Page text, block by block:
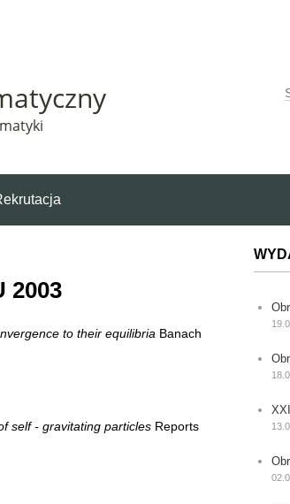
2003
to their equilibria Banach
self - gravitating particles Reports